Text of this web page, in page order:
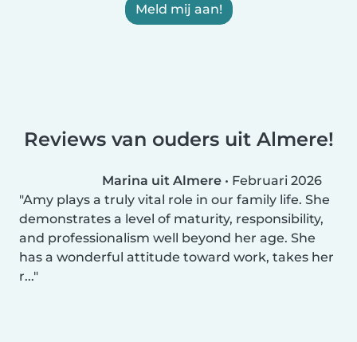
Meld mij aan!
Reviews van ouders uit Almere!
Marina uit Almere • Februari 2026
Amy plays a truly vital role in our family life. She
demonstrates a level of maturity, responsibility,
and professionalism well beyond her age. She
has a wonderful attitude toward work, takes her
r...